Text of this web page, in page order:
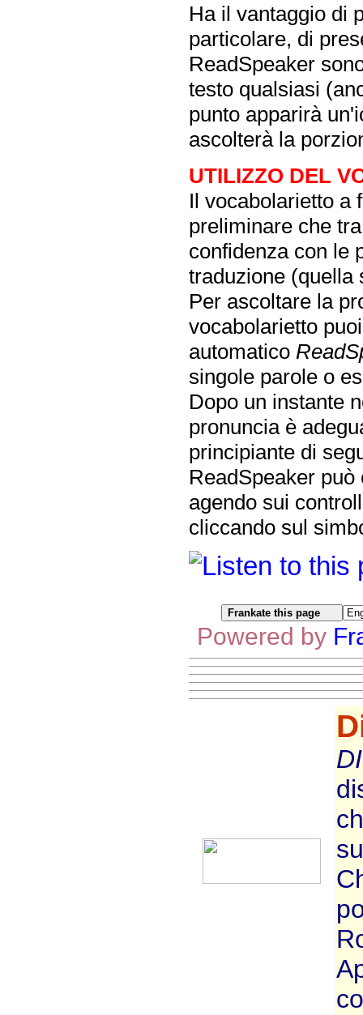
Ha il vantaggio di
particolare, di
ReadSpeaker
testo qualsiasi
punto apparirà
ascolterà la
UTILIZZO DEL
Il vocabolarietto a
preliminare che
confidenza con le
traduzione (quella
Per ascoltare la
vocabolarietto
automatico
singole parole o
Dopo un instante
pronuncia è
principiante di
ReadSpeaker
agendo sui
cliccando sul
Powered by